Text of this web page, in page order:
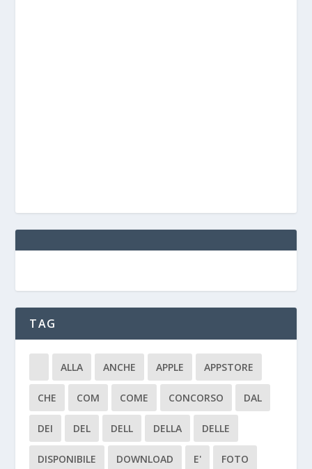
TAG
ALLA ANCHE APPLE APPSTORE
CHE COM COME CONCORSO DAL
DEI DEL DELL DELLA DELLE
DISPONIBILE DOWNLOAD E' FOTO